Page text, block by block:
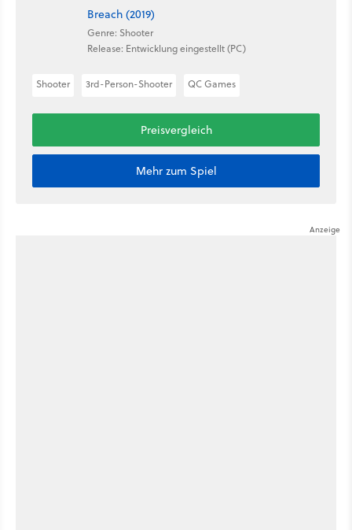
Breach (2019)
Genre: Shooter
Release: Entwicklung eingestellt (PC)
Shooter 3rd-Person-Shooter QC Games
Preisvergleich
Mehr zum Spiel